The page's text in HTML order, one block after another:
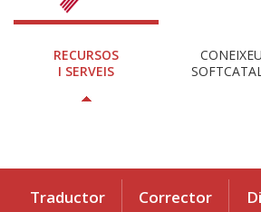
RECURSOS
I SERVEIS
CONEIXEU
Traductor Corrector